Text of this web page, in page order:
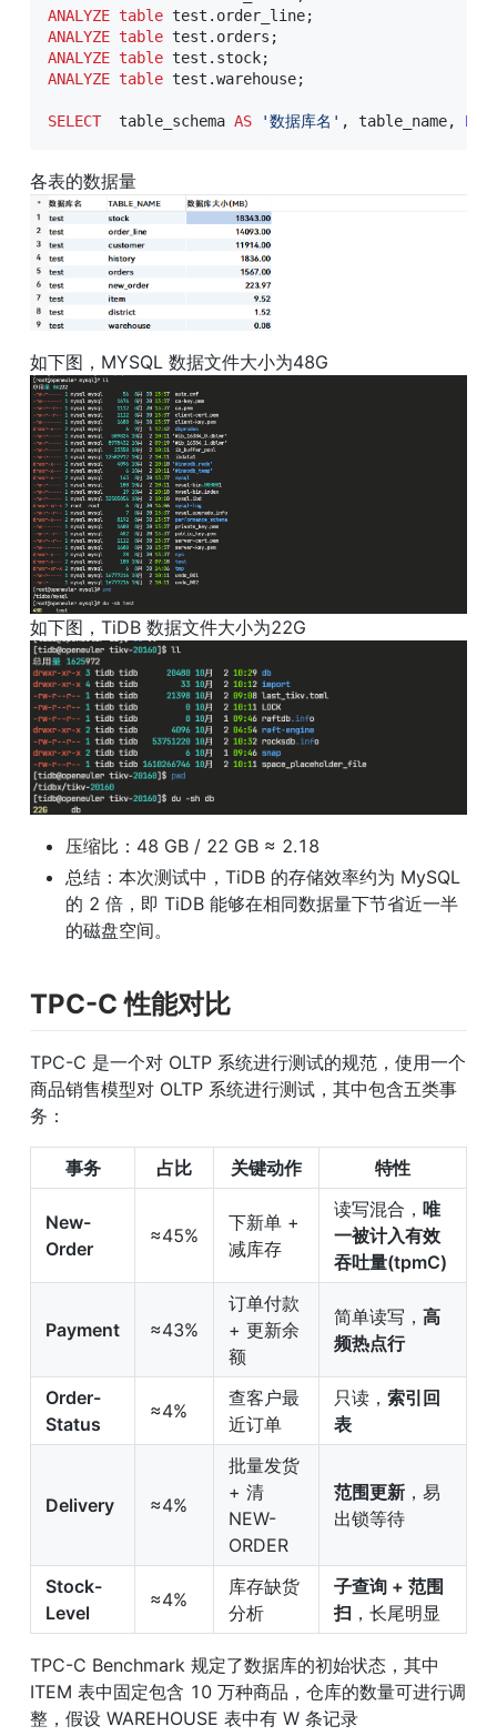
ANALYZE table test . order_line;
ANALYZE table test . orders ;
ANALYZE table test . stock;
ANALYZE table test .warehouse;
SELECT
  table_schema
AS '数据库名' , table_name,
压缩比：48 GB / 22 GB ≈ 2.18
总结：本次测试中，TiDB 的存储效率约为 MySQL
的 2 倍，即 TiDB 能够在相同数据量下节省近一半
的磁盘空间。
TPC-C 性能对比
TPC-C 是一个对 OLTP 系统进行测试的规范，使用一个
商品销售模型对 OLTP 系统进行测试，其中包含五类事
务：
事务 占比 关键动作 特性
New-
Order
≈45%
下新单 +
减库存
读写混合， 唯
一被计入有效
吞吐量(tpmC)
Payment ≈43%
订单付款
+ 更新余
额
简单读写， 高
频热点行
Order-
Status
≈4%
查客户最
近订单
只读， 索引回
表
Delivery ≈4%
批量发货
+ 清
NEW-
ORDER
范围更新 ，易
出锁等待
Stock-
Level
≈4%
库存缺货
分析
子查询 + 范围
扫 ，长尾明显
TPC-C Benchmark 规定了数据库的初始状态，其中
ITEM 表中固定包含 10 万种商品，仓库的数量可进行调
整，假设 WAREHOUSE 表中有 W 条记录